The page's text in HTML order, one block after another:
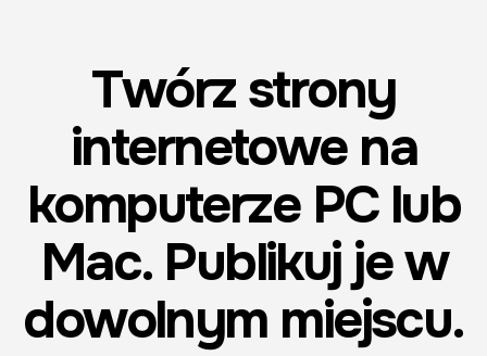
Twórz strony
internetowe na
komputerze PC lub
Mac. Publikuj je w
dowolnym miejscu.